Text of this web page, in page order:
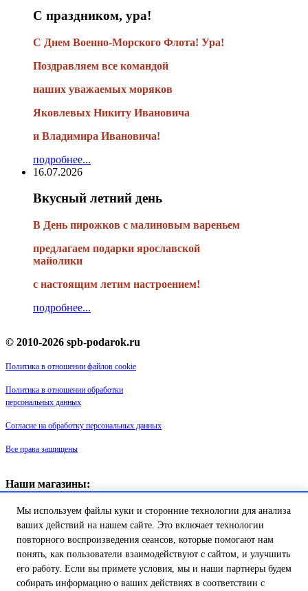
С праздником, ура!
С Днем Военно-Морского Флота! Ура!
Поздравляем все командой
наших уважаемых моряков
Яковлевых Никиту Ивановича
и Владимира Ивановича!
подробнее...
16.07.2026
Вкусный летний день
В День пирожков с малиновым вареньем
предлагаем подарки ярославской
майолики
с настоящим летим настроением!
подробнее...
© 2010-2026 spb-podarok.ru
Политика в отношении файлов cookie
Политика в отношении обработки
персональных данных
Согласие на обработку персональных данных
Все права защищены
Наши магазины:
ДК им. Крупской, 1 этаж зал «Синий»
Магазин «Сувенир Кронштадта» - г. Кронштадт, ул. Петровская дом
Товар успешно добавлен в
корзину!
Мы используем файлы куки и сторонние технологии для анализа
ваших действий на нашем сайте. Это включает технологии
повторного воспроизведения сеансов, которые помогают нам
понять, как пользователи взаимодействуют с сайтом, и улучшить
его работу. Если вы примете условия, мы и наши партнеры будем
собирать информацию о ваших действиях в соответствии с